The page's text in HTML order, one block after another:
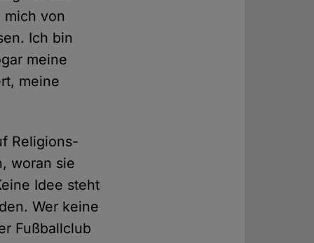
mich von
Ich bin
meine
meine
Religions-
woran sie
Idee steht
Wer keine
Fußballclub